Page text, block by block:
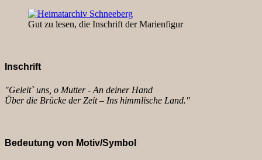
Gut zu lesen, die Inschrift der Marienfigur
Inschrift
"Geleit` uns, o Mutter - An deiner Hand
Über die Brücke der Zeit – Ins himmlische Land."
Bedeutung von Motiv/Symbol